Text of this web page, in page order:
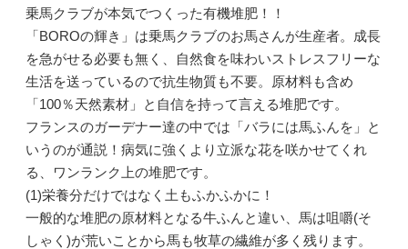
乗馬クラブが本気でつくった有機堆肥！！
「BOROの輝き」は乗馬クラブのお馬さんが生産者。成長
を急がせる必要も無く、自然食を味わいストレスフリーな
生活を送っているので抗生物質も不要。原材料も含め
「100％天然素材」と自信を持って言える堆肥です。
フランスのガーデナー達の中では「バラには馬ふんを」と
いうのが通説！病気に強くより立派な花を咲かせてくれ
る、ワンランク上の堆肥です。
(1)栄養分だけではなく土もふかふかに！
一般的な堆肥の原材料となる牛ふんと違い、馬は咀嚼(そ
しゃく)が荒いことから馬も牧草の繊維が多く残ります。